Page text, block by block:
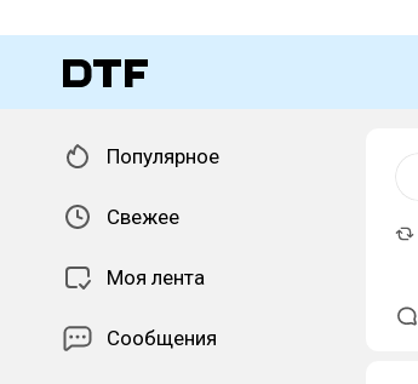
Популярное
Свежее
Моя лента
Сообщения